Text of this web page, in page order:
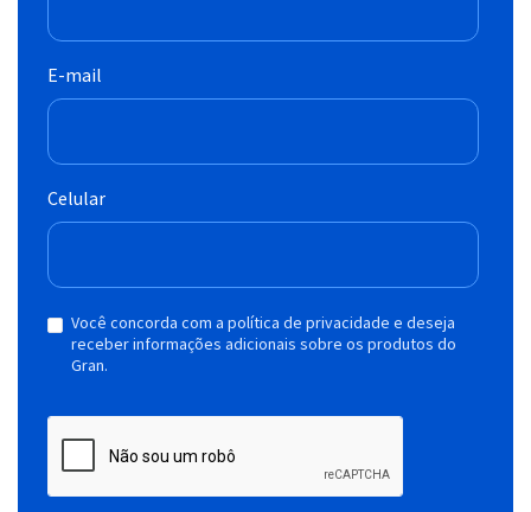
E-mail
Celular
Você concorda com a política de privacidade e deseja
receber informações adicionais sobre os produtos do
Gran.